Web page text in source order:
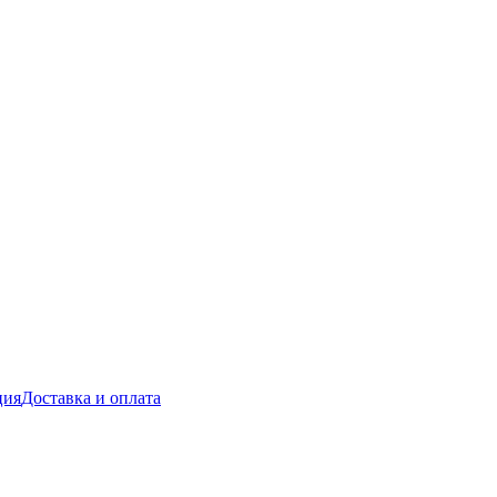
Доставка и оплата